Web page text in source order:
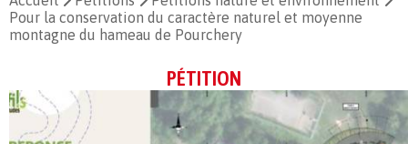
Pour la conservation du caractère naturel et moyenne
montagne du hameau de Pourchery
PÉTITION